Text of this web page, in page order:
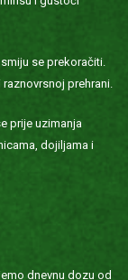
se prekoračiti.
prehrani.
prije uzimanja
dojiljama i
dnevnu dozu od